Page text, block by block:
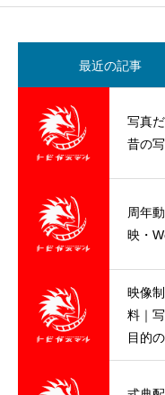
最近の記事
写真
昔の
周年
映・
映像
料｜
目的
心な
｜失
写真
級者